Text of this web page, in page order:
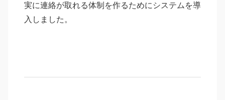
実に連絡が取れる体制を作るためにシステムを導
入しました。